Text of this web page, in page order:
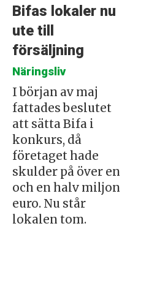
Bifas lokaler nu
ute till
försäljning
Näringsliv
I början av maj
fattades beslutet
att sätta Bifa i
konkurs, då
företaget hade
skulder på över en
och en halv miljon
euro. Nu står
lokalen tom.